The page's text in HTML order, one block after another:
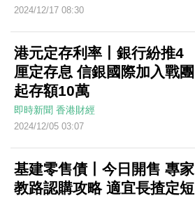
2024/12/17 08:30
港元定存利率丨銀行紛推4
厘定存息 信銀國際加入戰團
起存額10萬
即時新聞 香港財經
2024/12/05 03:07
基建零售債丨今日開售 專家
教路認購攻略 適宜長揸定短